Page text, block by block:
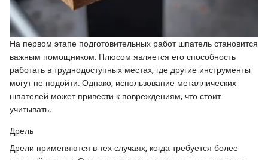
На первом этапе подготовительных работ шпатель становится
важным помощником. Плюсом является его способность
работать в труднодоступных местах, где другие инструменты
могут не подойти. Однако, использование металлических
шпателей может привести к повреждениям, что стоит
учитывать.
Дрель
Дрели применяются в тех случаях, когда требуется более